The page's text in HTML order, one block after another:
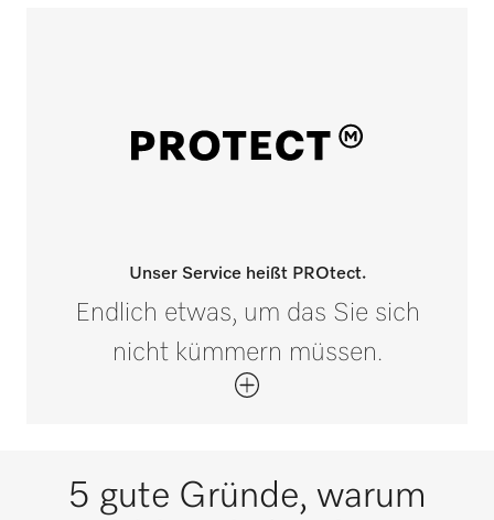
Unser Service heißt PROtect.
Endlich etwas, um das Sie sich
nicht kümmern müssen.
5 gute Gründe, warum